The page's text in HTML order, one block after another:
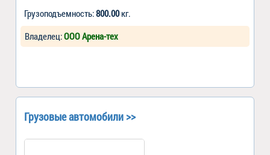
Грузоподъемность:800.00кг.
Владелец:ООО Арена-тех
Грузовые автомобили >>